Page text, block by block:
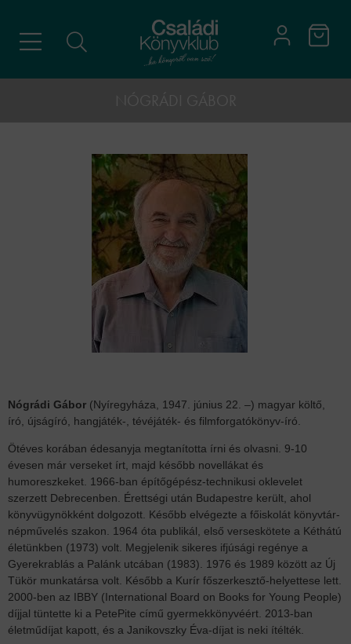
Nógrádi Gábor (Nyíregyháza, 1947. június 22. –) magyar költő,
író, újságíró, hangjáték-, tévéjáték- és filmforgatókönyv-író.
Ötéves korában édesanyja megtanította írni és olvasni. 9-10
évesen már verseket írt, majd később novellákat és
humoreszkeket. 1966-ban építőgépész-technikusi oklevelet
szerzett Debrecenben. Érettségi után Budapestre került, ahol
könyvügynökként dolgozott. Később elvégezte a főiskolát könyvtár-
népművelés szakon. 1964 óta publikál, első verseskötete a Kéthátú
életünkben (1973) volt. Megjelenik sikeres ifjúsági regénye a
Gyerekrablás a Palánk utcában (1983). 1976 és 1989 között az Új
Tükör munkatársa volt. Később a Kurír főszerkesztő-helyettese lett.
2000-ben az IBBY (International Board on Books for Young People)
díjjal tüntette ki a PetePite című gyermekkönyvéért. 2013-ban
életműdíjat kapott, és a Janikovszky Éva-díjat is neki ítélték.